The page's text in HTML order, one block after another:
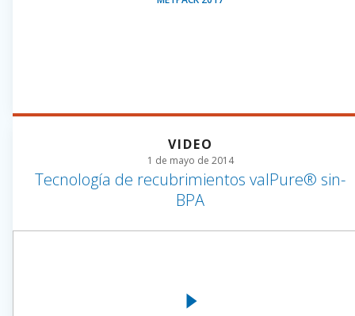
VIDEO
1 de mayo de 2014
Tecnología de recubrimientos valPure® sin-
BPA